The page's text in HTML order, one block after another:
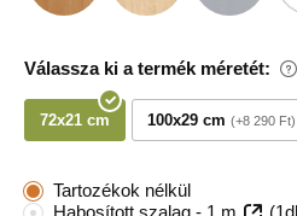
Válassza ki a termék méretét:
72x21 cm 100x29 cm +8 290 Ft
Tartozékok nélkül